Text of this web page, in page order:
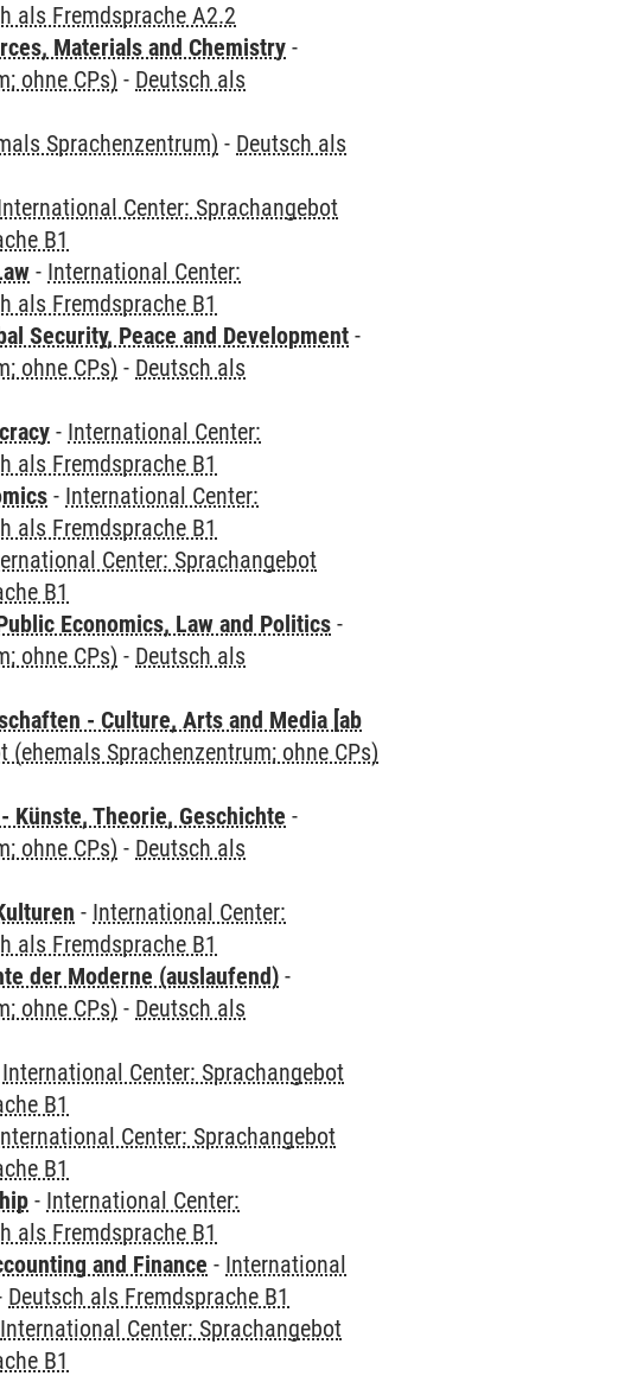
als Fremdsprache A2.2
Materials and Chemistry -
ohne CPs) - Deutsch als
Sprachenzentrum) - Deutsch als
Center: Sprachangebot
B1
- International Center:
als Fremdsprache B1
Security, Peace and Development -
ohne CPs) - Deutsch als
- International Center:
als Fremdsprache B1
- International Center:
als Fremdsprache B1
Center: Sprachangebot
B1
Economics, Law and Politics -
ohne CPs) - Deutsch als
- Culture, Arts and Media [ab
Sprachenzentrum; ohne CPs)
Theorie, Geschichte -
ohne CPs) - Deutsch als
- International Center:
als Fremdsprache B1
der Moderne (auslaufend) -
ohne CPs) - Deutsch als
International Center: Sprachangebot
B1
Center: Sprachangebot
B1
- International Center:
als Fremdsprache B1
and Finance - International
Deutsch als Fremdsprache B1
International Center: Sprachangebot
B1